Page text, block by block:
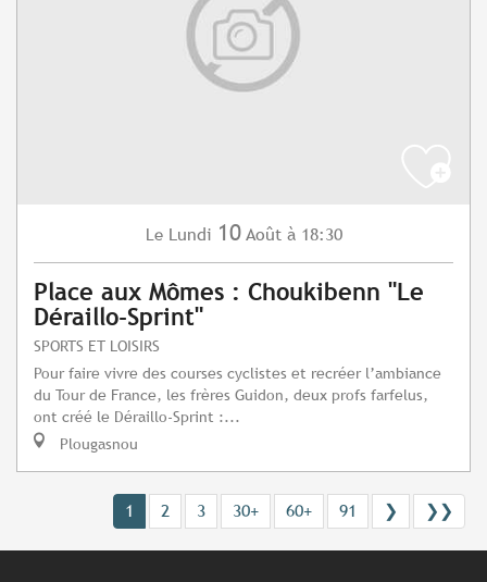
Le Lundi 10 Août à 18:30
Place aux Mômes : Choukibenn "Le
Déraillo-Sprint"
SPORTS ET LOISIRS
Pour faire vivre des courses cyclistes et recréer l’ambiance
du Tour de France, les frères Guidon, deux profs farfelus,
ont créé le Déraillo-Sprint :...
Plougasnou
1 2 3 30+ 60+ 91 ❯ ❯❯